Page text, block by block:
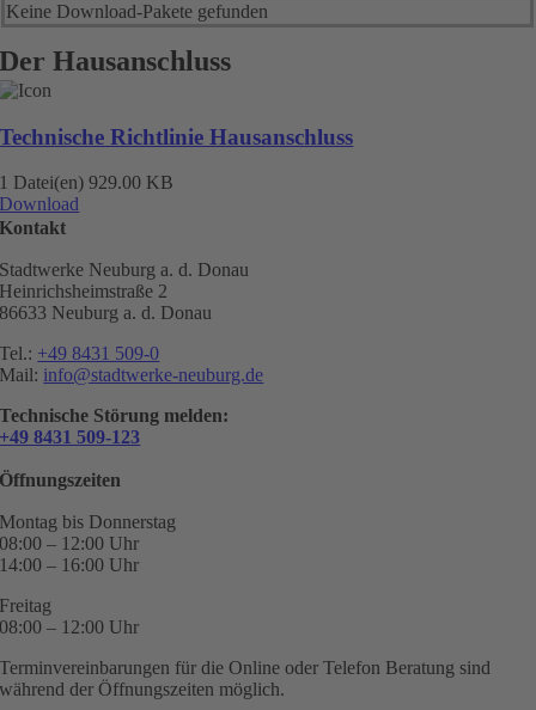
Keine Download-Pakete gefunden
Der Hausanschluss
Technische Richtlinie Hausanschluss
1 Datei(en)929.00 KB
Download
Kontakt
Stadtwerke Neuburg a. d. Donau
Heinrichsheimstraße 2
86633 Neuburg a. d. Donau
Tel.: +49 8431 509-0
Mail: info@stadtwerke-neuburg.de
Technische Störung melden:
+49 8431 509-123
Öffnungszeiten
Montag bis Donnerstag
08:00 – 12:00 Uhr
14:00 – 16:00 Uhr
Freitag
08:00 – 12:00 Uhr
Terminvereinbarungen für die Online oder Telefon Beratung sind
während der Öffnungszeiten möglich.